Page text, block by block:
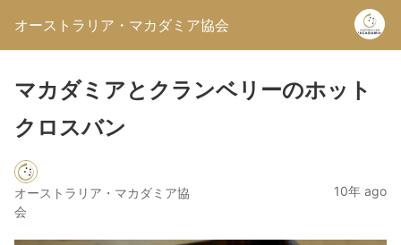
オーストラリア・マカダミア協会
マカダミアとクランベリーのホット
クロスバン
オーストラリア・マカダミア協
会
10年 ago